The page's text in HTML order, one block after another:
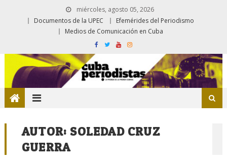
miércoles, agosto 05, 2026
Documentos de la UPEC
Efemérides del Periodismo
Medios de Comunicación en Cuba
AUTOR: SOLEDAD CRUZ
GUERRA